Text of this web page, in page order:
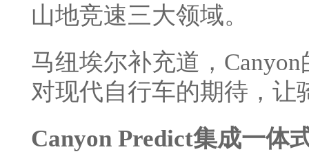
山地竞速三大领域。
马纽埃尔补充道，
对现代自行车的期待，让
Canyon Predict集成一体